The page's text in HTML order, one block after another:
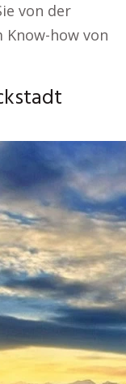
von der
how von